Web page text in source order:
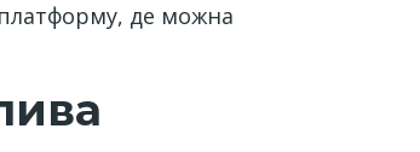
де можна